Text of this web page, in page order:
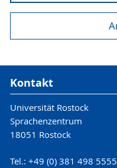
Kontakt
Universität Rostock
Sprachenzentrum
18051 Rostock
Tel.: +49 (0) 381 498 5555